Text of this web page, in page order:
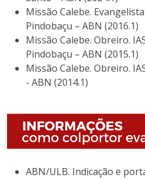
Missão Calebe.
Pindobaçu – ABN (2016.1)
Missão Calebe. Obreiro.
Pindobaçu – ABN (2015.1)
Missão Calebe. Obreiro.
- ABN (2014.1)
ABN/ULB. Indicação e